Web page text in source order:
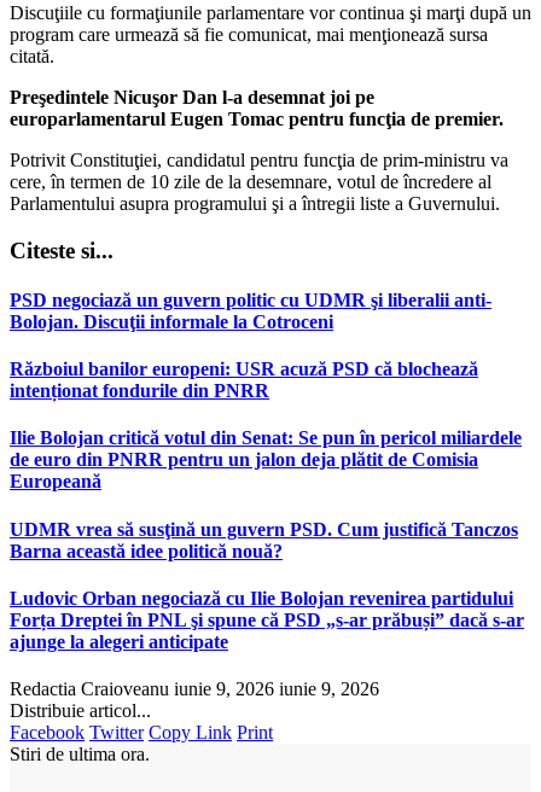
Discuţiile cu formaţiunile parlamentare vor continua şi marţi după un
program care urmează să fie comunicat, mai menţionează sursa
citată.
Preşedintele Nicuşor Dan l-a desemnat joi pe
europarlamentarul Eugen Tomac pentru funcţia de premier.
Potrivit Constituţiei, candidatul pentru funcţia de prim-ministru va
cere, în termen de 10 zile de la desemnare, votul de încredere al
Parlamentului asupra programului şi a întregii liste a Guvernului.
Citeste si...
PSD negociază un guvern politic cu UDMR şi liberalii anti-
Bolojan. Discuţii informale la Cotroceni
Războiul banilor europeni: USR acuză PSD că blochează
intenționat fondurile din PNRR
Ilie Bolojan critică votul din Senat: Se pun în pericol miliardele
de euro din PNRR pentru un jalon deja plătit de Comisia
Europeană
UDMR vrea să susţină un guvern PSD. Cum justifică Tanczos
Barna această idee politică nouă?
Ludovic Orban negociază cu Ilie Bolojan revenirea partidului
Forța Dreptei în PNL şi spune că PSD „s-ar prăbuși” dacă s-ar
ajunge la alegeri anticipate
Redactia Craioveanu iunie 9, 2026 iunie 9, 2026
Distribuie articol...
Facebook Twitter Copy Link Print
Stiri de ultima ora.